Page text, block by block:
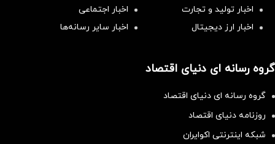
اخبار تولید و تجارت
اخبار اجتماعی
اخبار ارز دیجیتال
اخبار سایر رسانه‌‌ها
گروه رسانه ای دنیای اقتصاد
گروه رسانه ای دنیای اقتصاد
روزنامه دنیای اقتصاد
شبکه اینترنتی اکوایران